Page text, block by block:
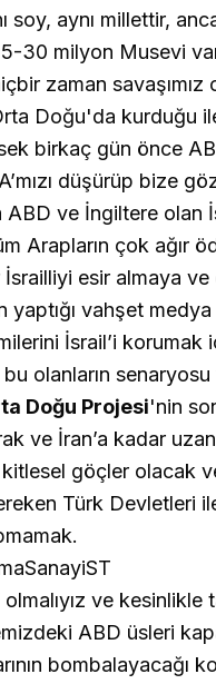
soy, aynı millettir,
milyon Musevi var
zaman savaşımız
Doğu'da kurduğu
birkaç gün önce
düşürüp bize
ve İngiltere olan
Arapların çok ağır
esir almaya
vahşet medya
İsrail’i korumak
olanların senaryosu
Doğu Projesi'nin
ve İran’a kadar
göçler olacak
Türk Devletleri
ve kesinlikle
ABD üsleri
bombalayacağı